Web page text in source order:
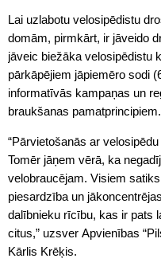
Lai uzlabotu velosipēdistu
domām, pirmkārt, ir jāveido
jāveic biežāka velosipēdistu
pārkāpējiem jāpiemēro sodi
informatīvās kampaņas un
braukšanas pamatprincipiem.
“Pārvietošanās ar
Tomēr jāņem vērā, ka
velobraucējam. Visiem
piesardzība un
dalībnieku rīcību, kas ir pats
citus,” uzsver Apvienības
Kārlis Krēķis.